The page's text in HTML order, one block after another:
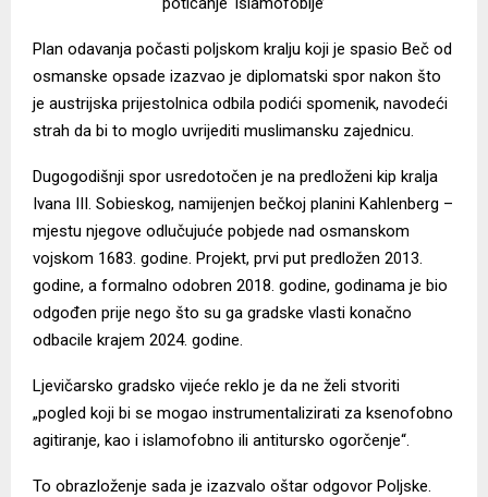
Plan odavanja počasti poljskom kralju koji je spasio Beč od
osmanske opsade izazvao je diplomatski spor nakon što
je austrijska prijestolnica odbila podići spomenik, navodeći
strah da bi to moglo uvrijediti muslimansku zajednicu.
Dugogodišnji spor usredotočen je na predloženi kip kralja
Ivana III. Sobieskog, namijenjen bečkoj planini Kahlenberg –
mjestu njegove odlučujuće pobjede nad osmanskom
vojskom 1683. godine. Projekt, prvi put predložen 2013.
godine, a formalno odobren 2018. godine, godinama je bio
odgođen prije nego što su ga gradske vlasti konačno
odbacile krajem 2024. godine.
Ljevičarsko gradsko vijeće reklo je da ne želi stvoriti
„pogled koji bi se mogao instrumentalizirati za ksenofobno
agitiranje, kao i islamofobno ili antitursko ogorčenje“.
To obrazloženje sada je izazvalo oštar odgovor Poljske.